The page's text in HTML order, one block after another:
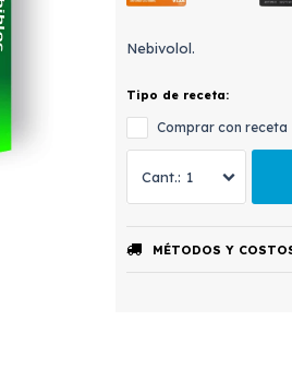
Nebivolol.
Tipo de receta:
Comprar con receta
1
MÉTODOS Y